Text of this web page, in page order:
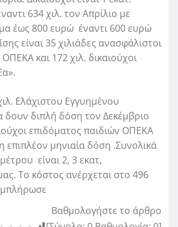
634 χιλ. τον Απρίλιο με
έως 800 ευρώ έναντι 600 ευρώ
είναι 35 χιλιάδες ανασφάλιστοι
και 172 χιλ. δικαιούχοι
Ελάχιστου Εγγυημένου
δουν διπλή δόση τον Δεκέμβριο
επιδόματος παιδιών ΟΠΕΚΑ
επιπλέον μηνιαία δόση .Συνολικά
είναι 2, 3 εκατ,
Το κόστος ανέρχεται στο 496
Βαθμολογήστε το άρθρο